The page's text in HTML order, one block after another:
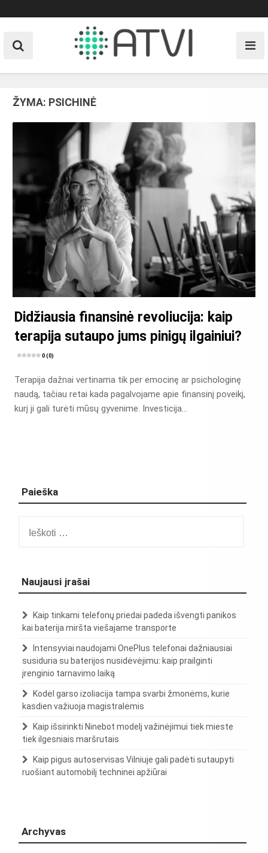
to
ŽYMA: PSICHINĖ
Didžiausia finansinė revoliucija: kaip
terapija sutaupo jums pinigų ilgainiui?
0 (0)
Terapija dažnai vertinama tik per emocinę ar psichologinę
naudą, tačiau retai kada pagalvojame apie finansinį poveikį,
kurį ji gali turėti mūsų gyvenime. Investicija…
Paieška
Naujausi įrašai
Kaip tinkami telefonų priedai padeda išvengti panikos
kai baterija miršta viešajame transporte
Intensyviai naudojami OnePlus telefonai dažniausiai
susiduria su baterijos nusidėvėjimu: kaip prailginti
įrenginio tarnavimo laiką
Kodėl garso izoliacija tampa svarbi žmonėms, kurie
kasdien važiuoja magistralėmis
Kaip išsirinkti Ninebot modelį važinėjimui tiek mieste
tiek ilgesniais maršrutais
Kaip pigus autoservisas Vilniuje gali padėti sutaupyti
ruošiant automobilį techninei apžiūrai
Archyvas